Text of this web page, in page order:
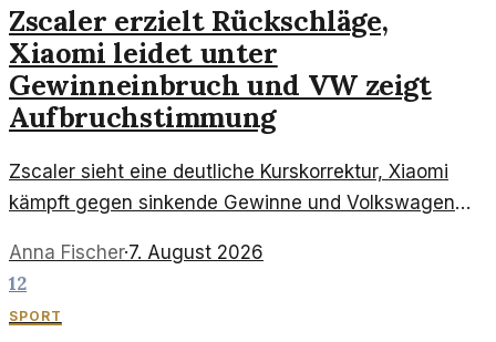
Zscaler erzielt Rückschläge,
Xiaomi leidet unter
Gewinneinbruch und VW zeigt
Aufbruchstimmung
Zscaler sieht eine deutliche Kurskorrektur, Xiaomi
kämpft gegen sinkende Gewinne und Volkswagen
Entwicklungen werfen Fragen über die zukünftige
Ausrichtung der Unternehmen auf.
Anna Fischer·7. August 2026
12
SPORT